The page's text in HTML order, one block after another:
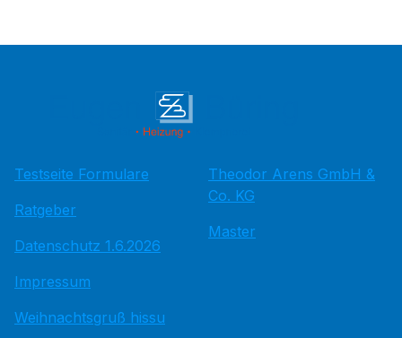
Testseite Formulare
Ratgeber
Datenschutz 1.6.2026
Impressum
Weihnachtsgruß hissu
Theodor Arens GmbH &
Co. KG
Master